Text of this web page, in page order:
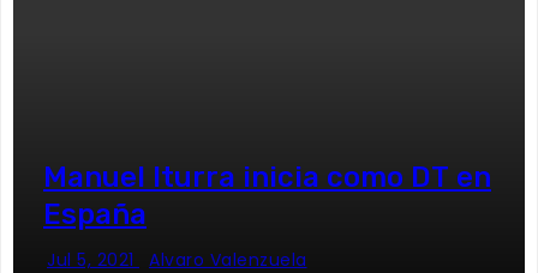
Manuel Iturra inicia como DT en
España
Jul 5, 2021 Alvaro Valenzuela